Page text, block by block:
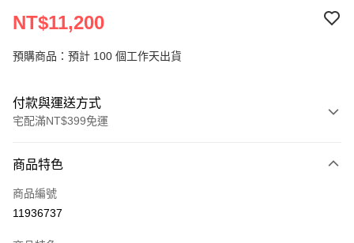
NT$11,200
預購商品：預計 100 個工作天出貨
付款與運送方式
宅配滿NT$399免運
信用卡一次付款
信用卡分期付款
商品特色
商品編號
11936737